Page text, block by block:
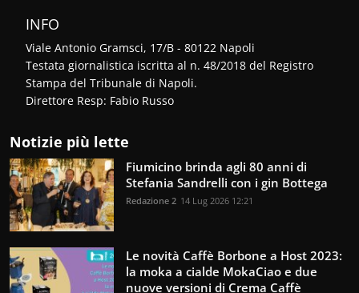
INFO
Viale Antonio Gramsci, 17/B - 80122 Napoli
Testata giornalistica iscritta al n. 48/2018 del Registro
Stampa del Tribunale di Napoli.
Direttore Resp: Fabio Russo
Notizie più lette
Fiumicino brinda agli 80 anni di
Stefania Sandrelli con i gin Bottega
Redazione 2 14 Lug 2026 12:21
Le novità Caffè Borbone a Host 2023:
la moka a cialde MokaCiao e due
nuove versioni di Crema Caffè